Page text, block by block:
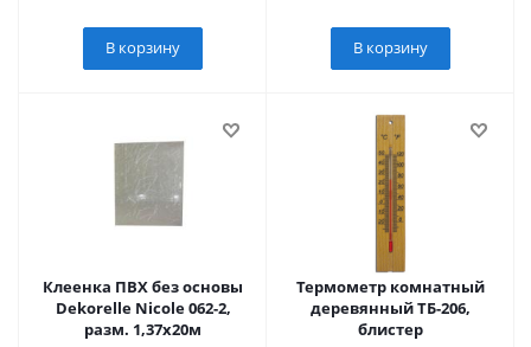
В корзину В корзину
Клеенка ПВХ без основы
Dekorelle Nicole 062-2,
разм. 1,37x20м
Термометр комнатный
деревянный ТБ-206,
блистер